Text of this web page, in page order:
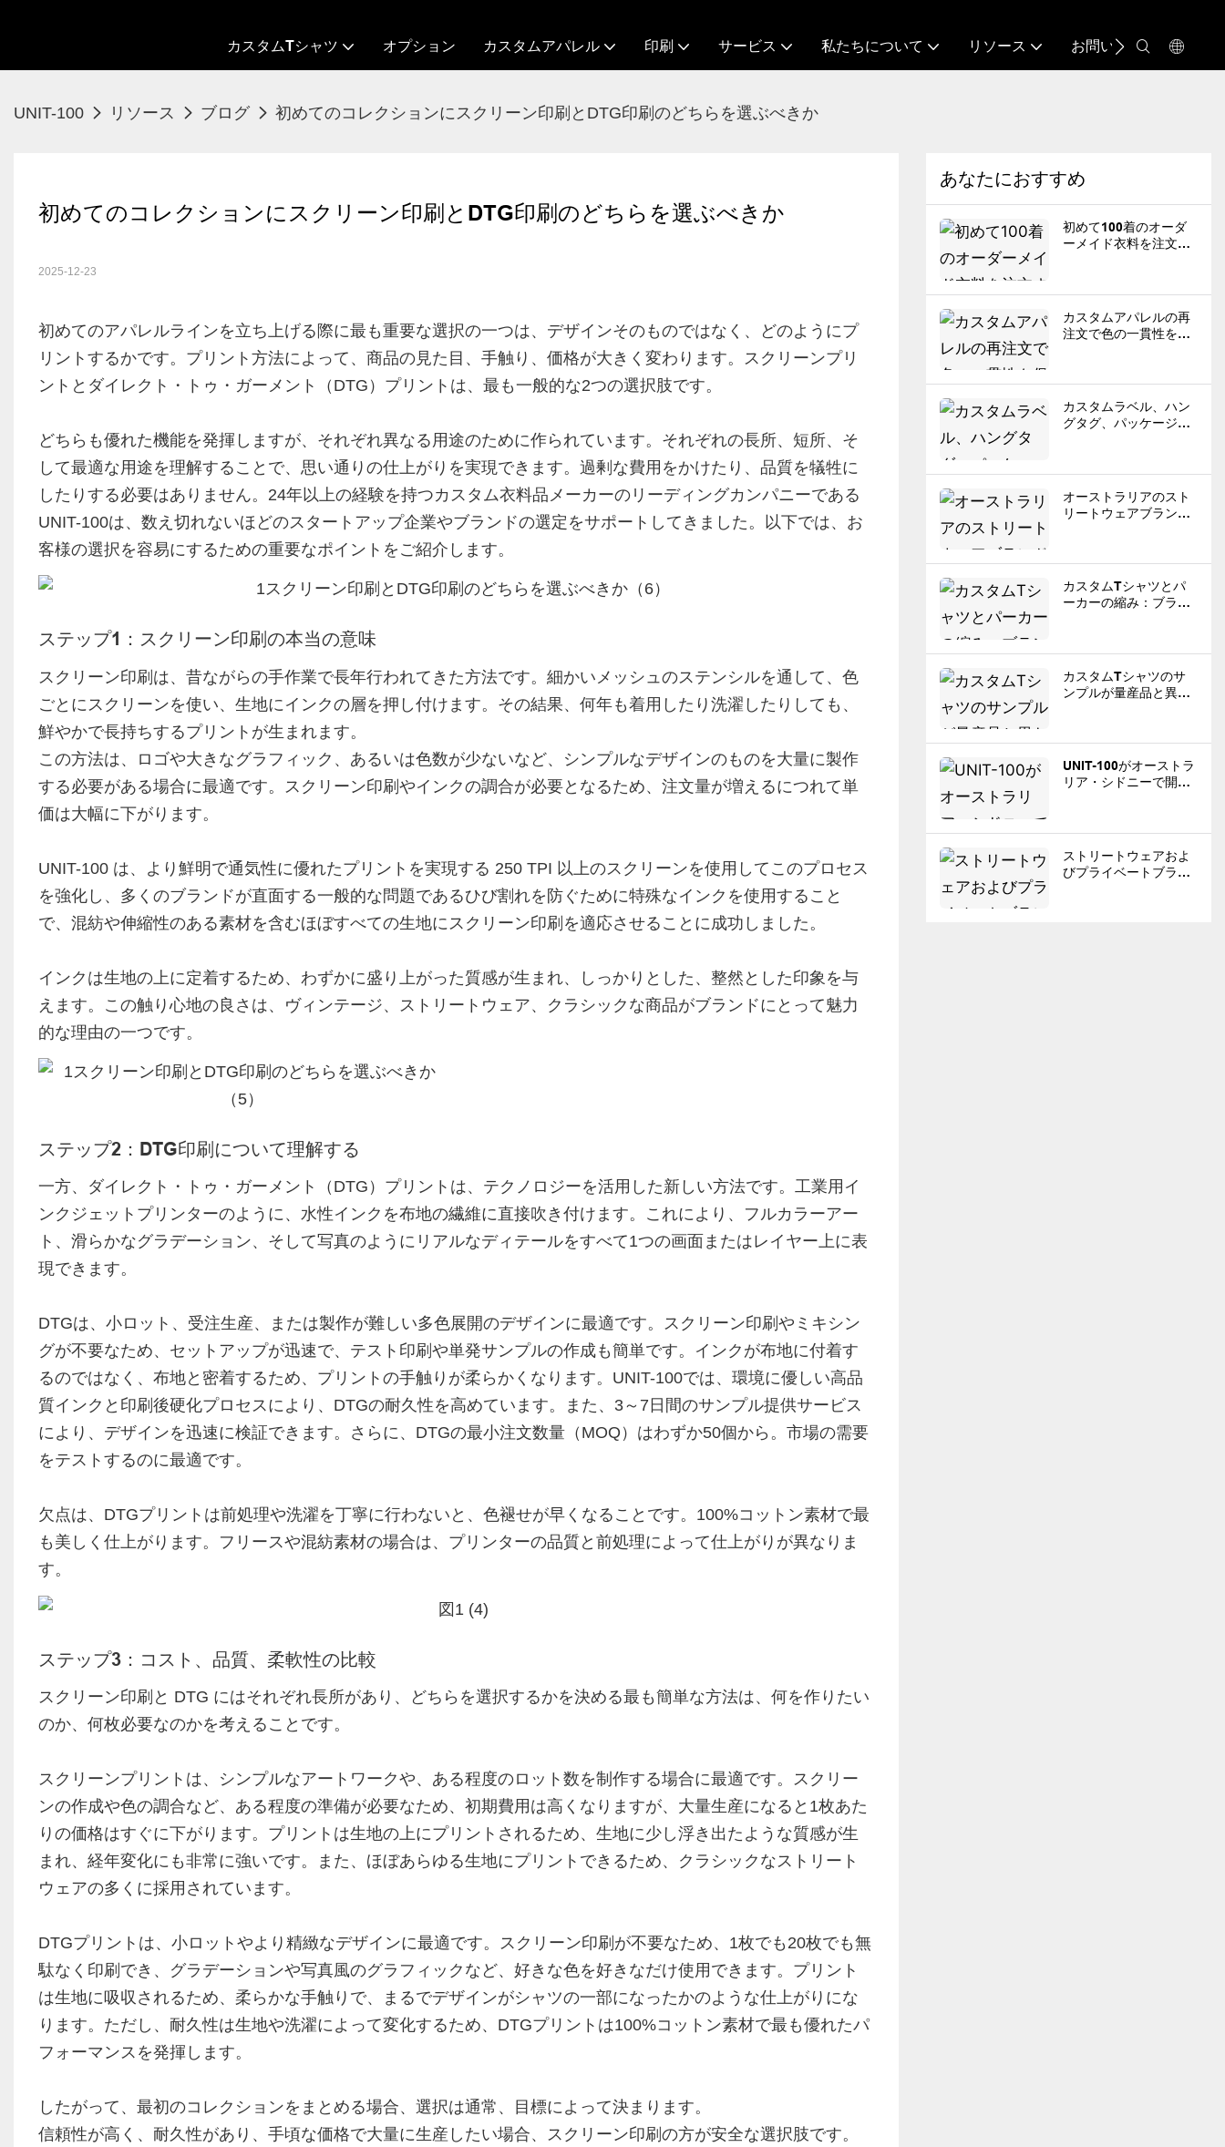
カスタムTシャツ オプション カスタムアパレル 印刷 サービス 私たちについて リソース お問い合わせ
UNIT-100 リソース ブログ 初めてのコレクションにスクリーン印刷とDTG印刷のどちらを選ぶべきか
初めてのコレクションにスクリーン印刷とDTG印刷のどちらを選ぶべきか
2025-12-23
初めてのアパレルラインを立ち上げる際に最も重要な選択の一つは、デザインそのものではなく、どのようにプ
リントするかです。プリント方法によって、商品の見た目、手触り、価格が大きく変わります。スクリーンプリ
ントとダイレクト・トゥ・ガーメント（DTG）プリントは、最も一般的な2つの選択肢です。
どちらも優れた機能を発揮しますが、それぞれ異なる用途のために作られています。それぞれの長所、短所、そ
して最適な用途を理解することで、思い通りの仕上がりを実現できます。過剰な費用をかけたり、品質を犠牲に
したりする必要はありません。24年以上の経験を持つカスタム衣料品メーカーのリーディングカンパニーである
UNIT-100は、数え切れないほどのスタートアップ企業やブランドの選定をサポートしてきました。以下では、お
客様の選択を容易にするための重要なポイントをご紹介します。
ステップ1：スクリーン印刷の本当の意味
スクリーン印刷は、昔ながらの手作業で長年行われてきた方法です。細かいメッシュのステンシルを通して、色
ごとにスクリーンを使い、生地にインクの層を押し付けます。その結果、何年も着用したり洗濯したりしても、
鮮やかで長持ちするプリントが生まれます。
この方法は、ロゴや大きなグラフィック、あるいは色数が少ないなど、シンプルなデザインのものを大量に製作
する必要がある場合に最適です。スクリーン印刷やインクの調合が必要となるため、注文量が増えるにつれて単
価は大幅に下がります。
UNIT-100 は、より鮮明で通気性に優れたプリントを実現する 250 TPI 以上のスクリーンを使用してこのプロセス
を強化し、多くのブランドが直面する一般的な問題であるひび割れを防ぐために特殊なインクを使用すること
で、混紡や伸縮性のある素材を含むほぼすべての生地にスクリーン印刷を適応させることに成功しました。
インクは生地の上に定着するため、わずかに盛り上がった質感が生まれ、しっかりとした、整然とした印象を与
えます。この触り心地の良さは、ヴィンテージ、ストリートウェア、クラシックな商品がブランドにとって魅力
的な理由の一つです。
ステップ2：DTG印刷について理解する
一方、ダイレクト・トゥ・ガーメント（DTG）プリントは、テクノロジーを活用した新しい方法です。工業用イ
ンクジェットプリンターのように、水性インクを布地の繊維に直接吹き付けます。これにより、フルカラーアー
ト、滑らかなグラデーション、そして写真のようにリアルなディテールをすべて1つの画面またはレイヤー上に表
現できます。
DTGは、小ロット、受注生産、または製作が難しい多色展開のデザインに最適です。スクリーン印刷やミキシン
グが不要なため、セットアップが迅速で、テスト印刷や単発サンプルの作成も簡単です。インクが布地に付着す
るのではなく、布地と密着するため、プリントの手触りが柔らかくなります。UNIT-100では、環境に優しい高品
質インクと印刷後硬化プロセスにより、DTGの耐久性を高めています。また、3～7日間のサンプル提供サービス
により、デザインを迅速に検証できます。さらに、DTGの最小注文数量（MOQ）はわずか50個から。市場の需要
をテストするのに最適です。
欠点は、DTGプリントは前処理や洗濯を丁寧に行わないと、色褪せが早くなることです。100%コットン素材で最
も美しく仕上がります。フリースや混紡素材の場合は、プリンターの品質と前処理によって仕上がりが異なりま
す。
ステップ3：コスト、品質、柔軟性の比較
スクリーン印刷と DTG にはそれぞれ長所があり、どちらを選択するかを決める最も簡単な方法は、何を作りたい
のか、何枚必要なのかを考えることです。
スクリーンプリントは、シンプルなアートワークや、ある程度のロット数を制作する場合に最適です。スクリー
ンの作成や色の調合など、ある程度の準備が必要なため、初期費用は高くなりますが、大量生産になると1枚あた
りの価格はすぐに下がります。プリントは生地の上にプリントされるため、生地に少し浮き出たような質感が生
まれ、経年変化にも非常に強いです。また、ほぼあらゆる生地にプリントできるため、クラシックなストリート
ウェアの多くに採用されています。
DTGプリントは、小ロットやより精緻なデザインに最適です。スクリーン印刷が不要なため、1枚でも20枚でも無
駄なく印刷でき、グラデーションや写真風のグラフィックなど、好きな色を好きなだけ使用できます。プリント
は生地に吸収されるため、柔らかな手触りで、まるでデザインがシャツの一部になったかのような仕上がりにな
ります。ただし、耐久性は生地や洗濯によって変化するため、DTGプリントは100%コットン素材で最も優れたパ
フォーマンスを発揮します。
したがって、最初のコレクションをまとめる場合、選択は通常、目標によって決まります。
信頼性が高く、耐久性があり、手頃な価格で大量に生産したい場合、スクリーン印刷の方が安全な選択肢です。
あなたにおすすめ
初めて100着のオーダ
ーメイド衣料を注文す
カスタムアパレルの再
注文で色の一貫性を保
カスタムラベル、ハン
グタグ、パッケージ：
オーストラリアのスト
リートウェアブランド
知っておくべきこと
カスタムTシャツとパ
ーカーの縮み：ブラン
カスタムTシャツのサ
ンプルが量産品と異な
UNIT-100がオーストラ
リア・シドニーで開催
ストリートウェアおよ
びプライベートブラン